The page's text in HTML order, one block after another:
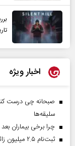
اخبار ویژه
سلیقه‌ها
چرا برخی بیماران بعد
ثبت‌نام ۲.۵ میلیون زائر در سماح | عبور ۱.۷ میلیون نفر از مرز‌های اربعین